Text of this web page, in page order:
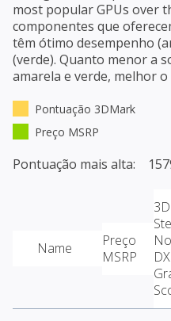
most popular GPUs over
componentes que
têm ótimo desempenho
(verde). Quanto menor a
amarela e verde, melhor
Pontuação 3DMark
Preço MSRP
Pontuação mais alta:
Name
Preço
MSRP